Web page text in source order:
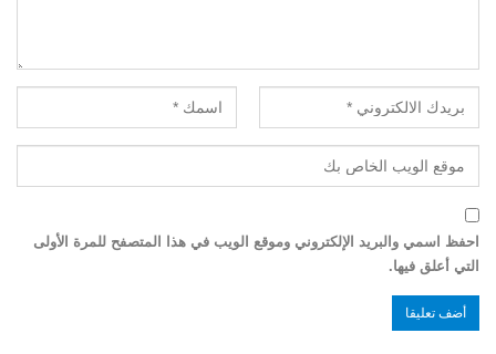
احفظ اسمي والبريد الإلكتروني وموقع الويب في هذا المتصفح للمرة الأولى
التي أعلق فيها.